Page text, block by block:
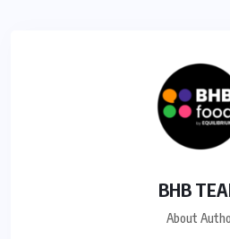
BHB
About